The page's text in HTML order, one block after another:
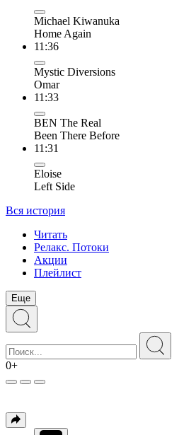
Michael Kiwanuka
Home Again
11:36
Mystic Diversions
Omar
11:33
BEN The Real
Been There Before
11:31
Eloise
Left Side
Вся история
Читать
Релакс. Потоки
Акции
Плейлист
Еще
0+